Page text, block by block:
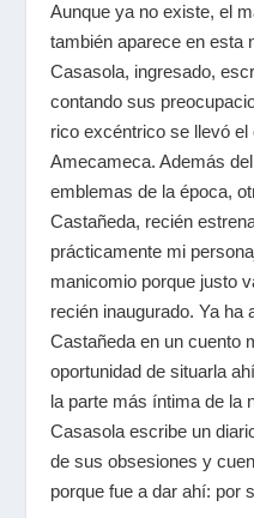
Aunque ya no existe, el
también aparece en esta
Casasola, ingresado,
contando sus
rico excéntrico se llevó el
Amecameca. Además
emblemas de la época,
Castañeda, recién
prácticamente mi
manicomio porque justo
recién inaugurado. Ya ha
Castañeda en un cuento
oportunidad de situarla
la parte más íntima de la
Casasola escribe un
de sus obsesiones y
porque fue a dar ahí: por